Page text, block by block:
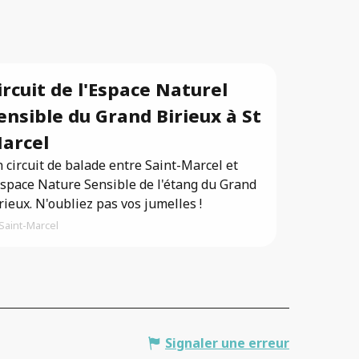
de l'Espace Naturel
du Grand Birieux à St
circuit de balade entre Saint-Marcel et
Nature Sensible de l'étang du Grand
N'oubliez pas vos jumelles !
Saint-Marcel
Signaler une erreur